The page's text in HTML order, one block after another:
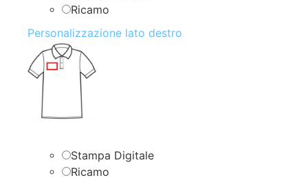
Ricamo
Personalizzazione lato destro
Stampa Digitale
Ricamo